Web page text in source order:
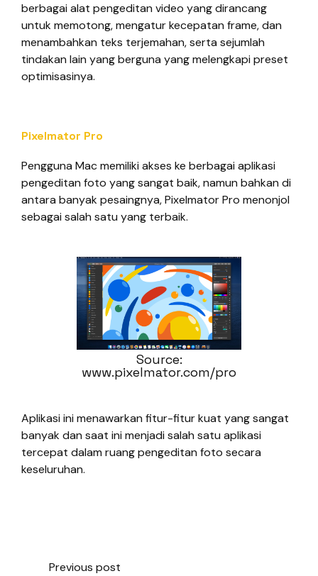
berbagai alat pengeditan video yang dirancang
untuk memotong, mengatur kecepatan frame, dan
menambahkan teks terjemahan, serta sejumlah
tindakan lain yang berguna yang melengkapi preset
optimisasinya.
Pixelmator Pro
Pengguna Mac memiliki akses ke berbagai aplikasi
pengeditan foto yang sangat baik, namun bahkan di
antara banyak pesaingnya, Pixelmator Pro menonjol
sebagai salah satu yang terbaik.
Source:
www.pixelmator.com/pro
Aplikasi ini menawarkan fitur-fitur kuat yang sangat
banyak dan saat ini menjadi salah satu aplikasi
tercepat dalam ruang pengeditan foto secara
keseluruhan.
Previous post